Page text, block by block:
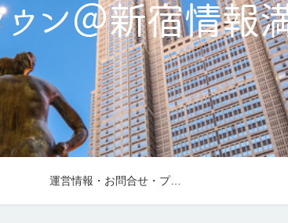
運営情報・お問合せ・プレスリリース受付・取材依頼について